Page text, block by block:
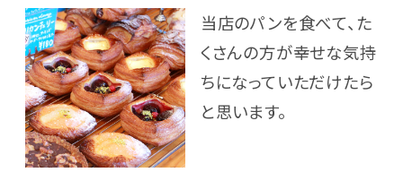
当店のパンを食べて、た
くさんの方が幸せな気持
ちになっていただけたら
と思います。